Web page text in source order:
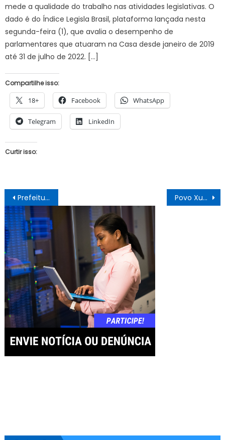
mede a qualidade do trabalho nas atividades legislativas. O
dado é do Índice Legisla Brasil, plataforma lançada nesta
segunda-feira (1), que avalia o desempenho de
parlamentares que atuaram na Casa desde janeiro de 2019
até 31 de julho de 2022. […]
Compartilhe isso:
18+ Facebook WhatsApp
Telegram LinkedIn
Curtir isso:
Navegação
de
Post
Prefeitura de Juazeiro adia realização da 1ª Virada Sociocultural Desportiva LGBTQIAP+ Povo Xukuru, de Pesqueira, chega a velório de Bruno Pereira em ritual e emociona presentes